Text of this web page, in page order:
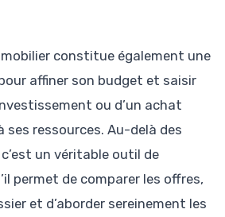
constitue également une
affiner son budget et saisir
ou d’un achat
ses ressources. Au-delà des
un véritable outil de
permet de comparer les offres,
et d’aborder sereinement les